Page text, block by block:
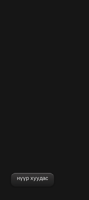
нүүр хуудас